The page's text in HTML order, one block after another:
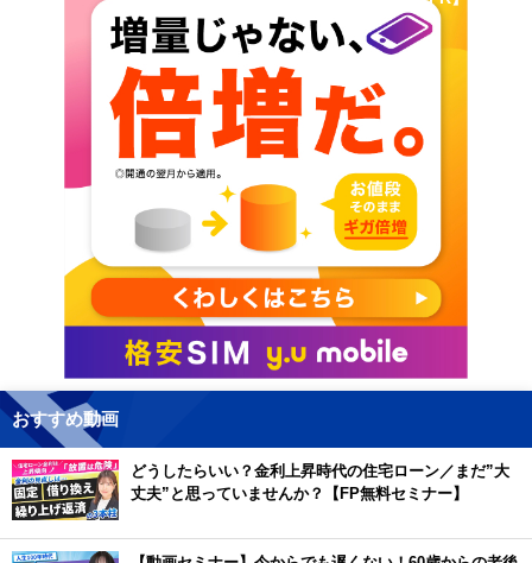
おすすめ動画
どうしたらいい？金利上昇時代の住宅ローン／まだ”大
丈夫”と思っていませんか？【FP無料セミナー】